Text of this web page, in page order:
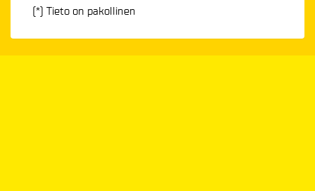
(*) Tieto on pakollinen